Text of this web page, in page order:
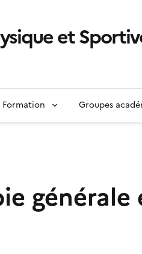
et
Formation Groupes